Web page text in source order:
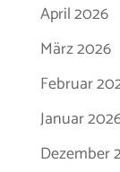
April 2026
März 2026
Februar
Januar
Dezember